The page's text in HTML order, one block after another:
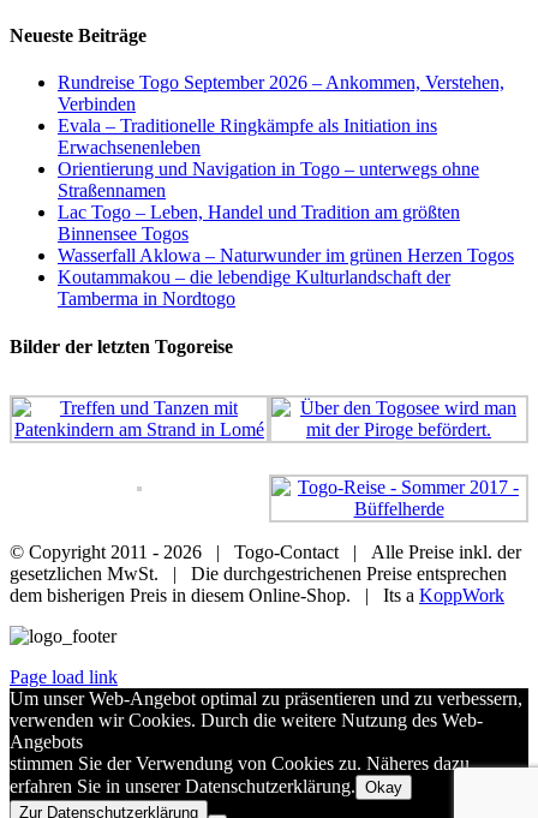
Neueste Beiträge
Rundreise Togo September 2026 – Ankommen, Verstehen,
Verbinden
Evala – Traditionelle Ringkämpfe als Initiation ins
Erwachsenenleben
Orientierung und Navigation in Togo – unterwegs ohne
Straßennamen
Lac Togo – Leben, Handel und Tradition am größten
Binnensee Togos
Wasserfall Aklowa – Naturwunder im grünen Herzen Togos
Koutammakou – die lebendige Kulturlandschaft der
Tamberma in Nordtogo
Bilder der letzten Togoreise
© Copyright 2011 - 2026 | Togo-Contact | Alle Preise inkl. der
gesetzlichen MwSt. | Die durchgestrichenen Preise entsprechen
dem bisherigen Preis in diesem Online-Shop. | Its a KoppWork
Page load link
Um unser Web-Angebot optimal zu präsentieren und zu verbessern,
verwenden wir Cookies. Durch die weitere Nutzung des Web-
Angebots
stimmen Sie der Verwendung von Cookies zu. Näheres dazu
erfahren Sie in unserer Datenschutzerklärung. Okay
Zur Datenschutzerklärung